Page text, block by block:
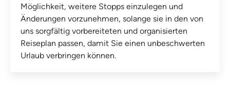
Möglichkeit, weitere Stopps einzulegen und
Änderungen vorzunehmen, solange sie in den von
uns sorgfältig vorbereiteten und organisierten
Reiseplan passen, damit Sie einen unbeschwerten
Urlaub verbringen können.